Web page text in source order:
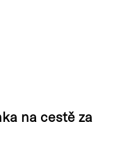
na cestě za